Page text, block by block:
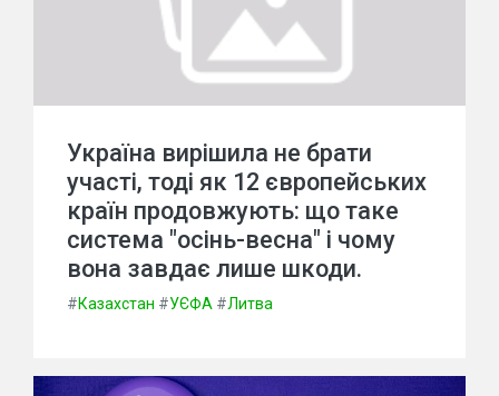
Україна вирішила не брати
участі, тоді як 12 європейських
країн продовжують: що таке
система "осінь-весна" і чому
вона завдає лише шкоди.
#Казахстан #УЄФА #Литва